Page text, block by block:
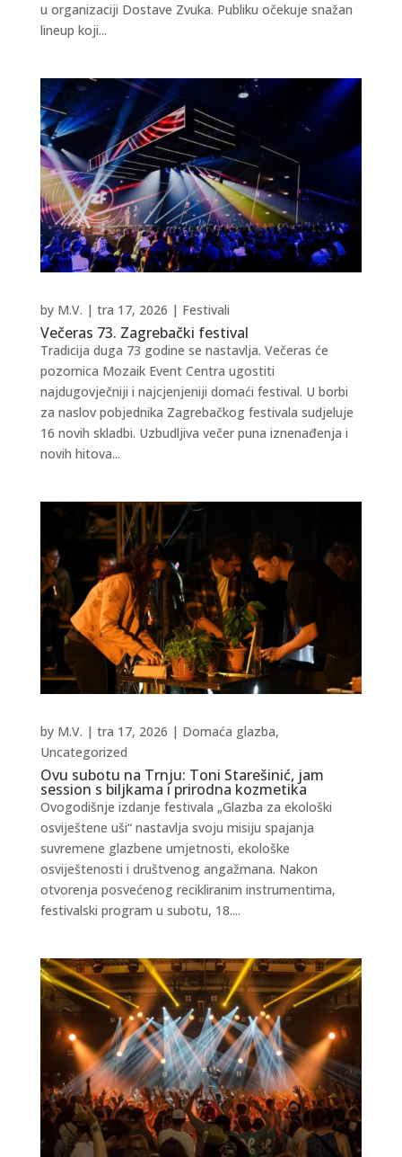
u organizaciji Dostave Zvuka. Publiku očekuje snažan
lineup koji...
Večeras 73. Zagrebački festival
by M.V. | tra 17, 2026 | Festivali
Tradicija duga 73 godine se nastavlja. Večeras će
pozornica Mozaik Event Centra ugostiti
najdugovječniji i najcjenjeniji domaći festival. U borbi
za naslov pobjednika Zagrebačkog festivala sudjeluje
16 novih skladbi. Uzbudljiva večer puna iznenađenja i
novih hitova...
Ovu subotu na Trnju: Toni Starešinić, jam
session s biljkama i prirodna kozmetika
by M.V. | tra 17, 2026 | Domaća glazba,
Uncategorized
Ovogodišnje izdanje festivala „Glazba za ekološki
osviještene uši“ nastavlja svoju misiju spajanja
suvremene glazbene umjetnosti, ekološke
osviještenosti i društvenog angažmana. Nakon
otvorenja posvećenog recikliranim instrumentima,
festivalski program u subotu, 18....